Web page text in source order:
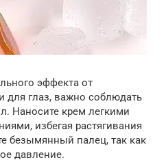
эффекта от
для глаз, важно соблюдать
Наносите крем легкими
избегая растягивания
безымянный палец, так как
давление.